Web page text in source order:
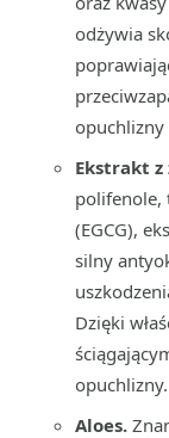
odżywia
opuchlizny
Ekstrakt
polifenole,
(EGCG),
silny
Dzięki
opuchlizny.
Aloes.